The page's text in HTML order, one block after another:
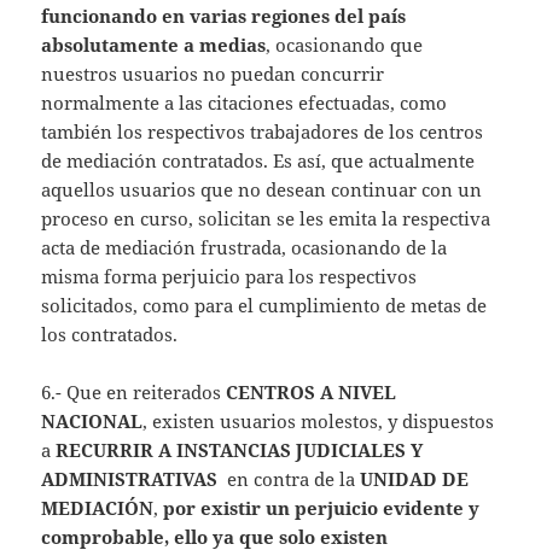
funcionando en varias regiones del país
absolutamente a medias, ocasionando que
nuestros usuarios no puedan concurrir
normalmente a las citaciones efectuadas, como
también los respectivos trabajadores de los centros
de mediación contratados. Es así, que actualmente
aquellos usuarios que no desean continuar con un
proceso en curso, solicitan se les emita la respectiva
acta de mediación frustrada, ocasionando de la
misma forma perjuicio para los respectivos
solicitados, como para el cumplimiento de metas de
los contratados.
6.- Que en reiteradosCENTROS A NIVEL
NACIONAL, existen usuarios molestos, y dispuestos
aRECURRIR A INSTANCIAS JUDICIALES Y
ADMINISTRATIVAS en contra de la UNIDAD DE
MEDIACIÓN,por existir un perjuicio evidente y
comprobable, ello ya que solo existen